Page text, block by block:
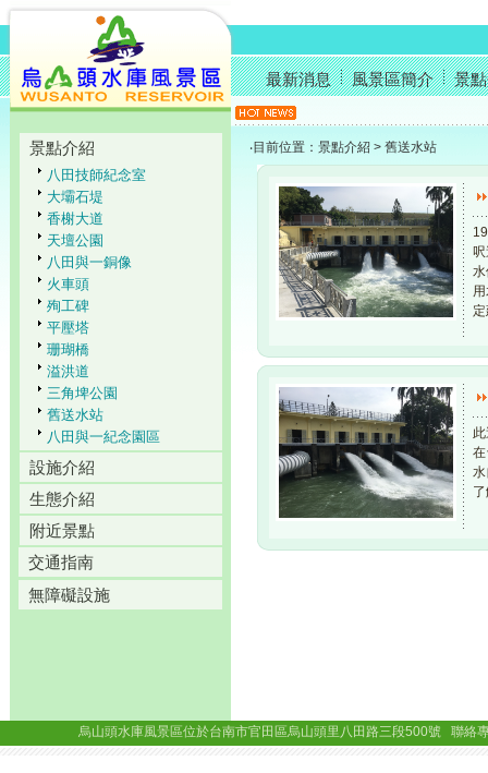
景點介紹
八田技師紀念室
大壩石堤
香榭大道
天壇公園
八田與一銅像
火車頭
殉工碑
平壓塔
珊瑚橋
溢洪道
三角埤公園
舊送水站
八田與一紀念園區
設施介紹
生態介紹
附近景點
交通指南
無障礙設施
最新消息 風景區簡介 景
‧目前位置：景點介紹 > 舊送水站
烏山頭水庫風景區位於台南市官田區烏山頭里八田路三段500號 聯